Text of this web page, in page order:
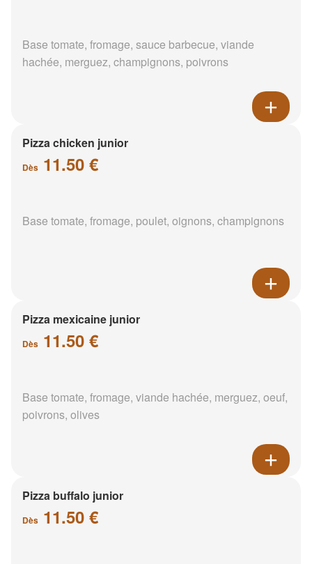
Base tomate, fromage, sauce barbecue, viande
hachée, merguez, champignons, poivrons
Pizza chicken junior
Dès 11.50 €
Base tomate, fromage, poulet, oignons, champignons
Pizza mexicaine junior
Dès 11.50 €
Base tomate, fromage, viande hachée, merguez, oeuf,
poivrons, olives
Pizza buffalo junior
Dès 11.50 €